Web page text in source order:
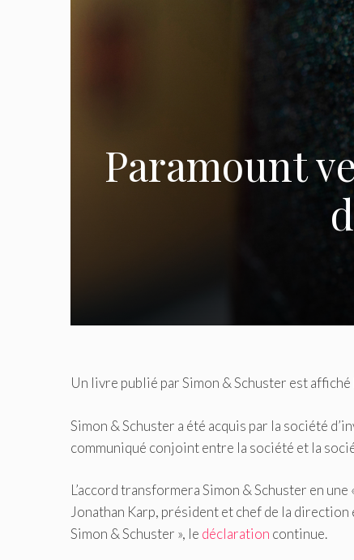
Paramount
Un livre publié par Simon & Schuster est
Simon & Schuster a été acquis par la société
communiqué conjoint entre la société et la
L’accord transformera Simon & Schuster en
Jonathan Karp, président et chef de la
Simon & Schuster », le déclaration continue.